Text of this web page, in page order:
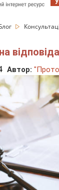
Автор: